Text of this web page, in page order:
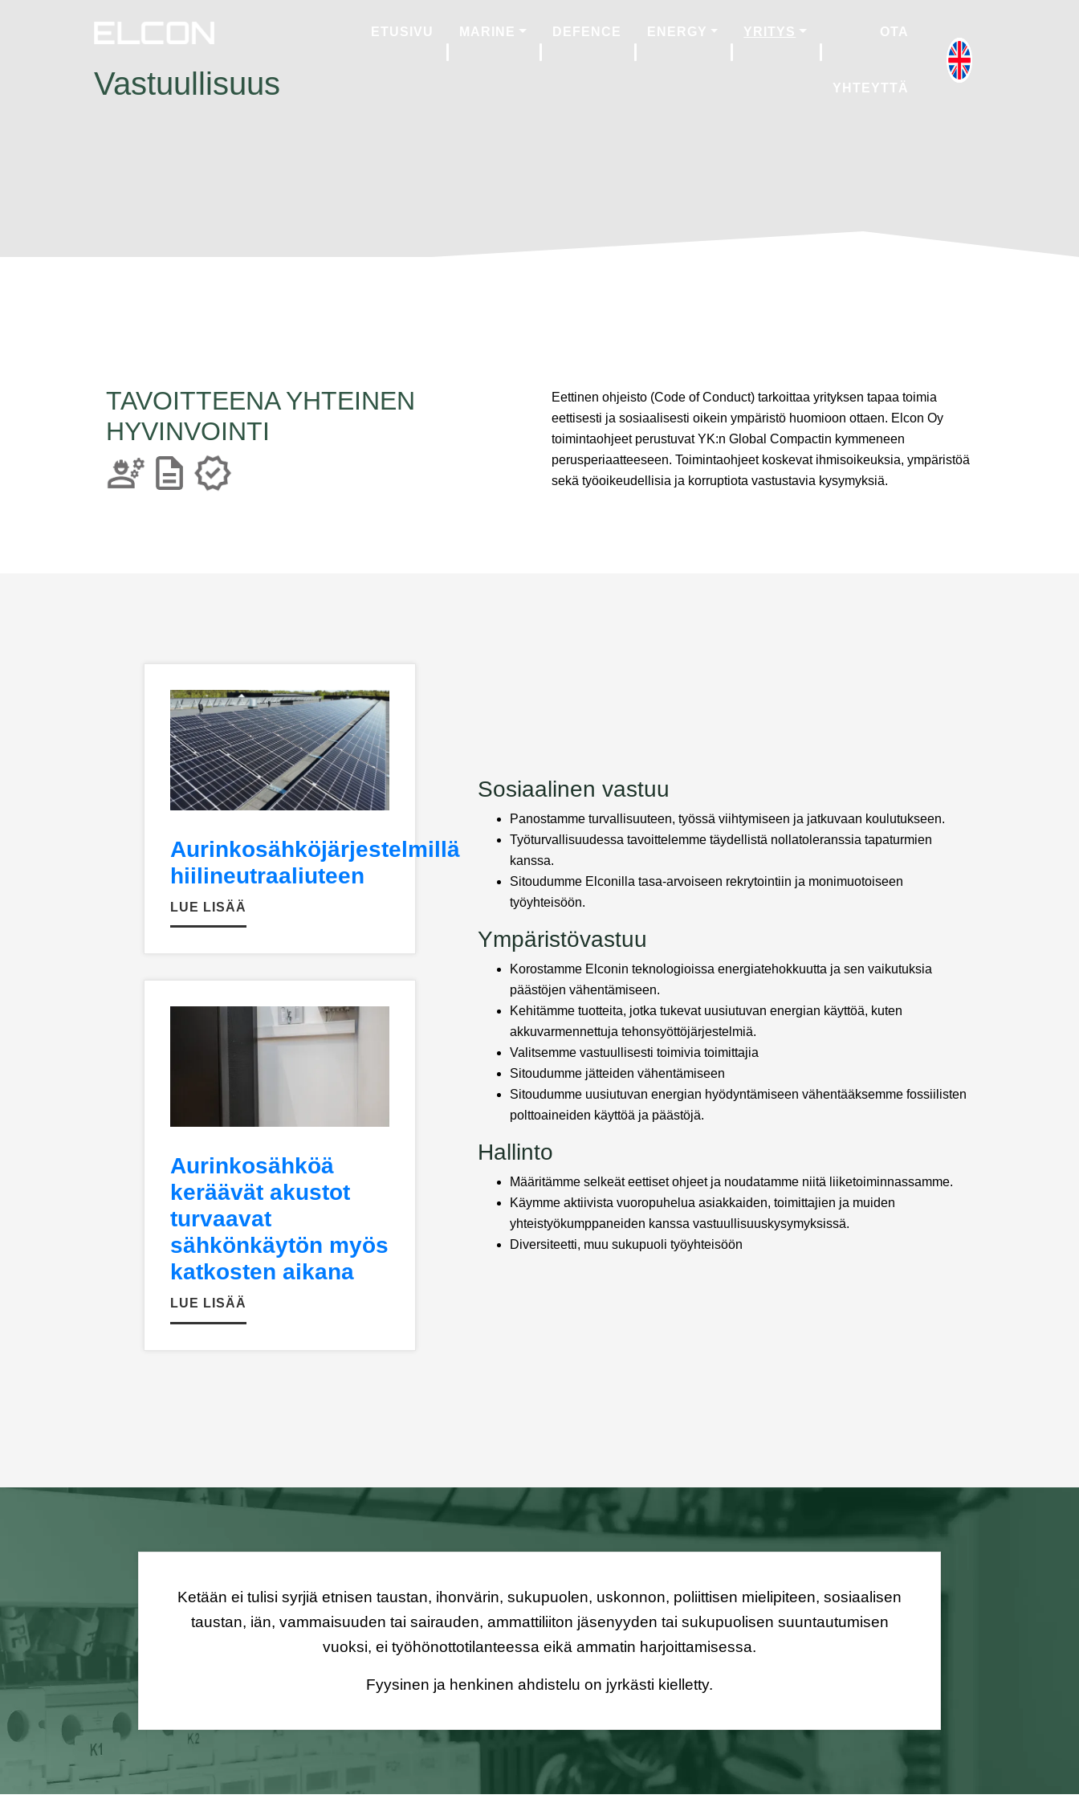
ETUSIVU MARINE DEFENCE ENERGY YRITYS OTA
YHTEYTTÄ
Vastuullisuus
TAVOITTEENA YHTEINEN
HYVINVOINTI
Eettinen ohjeisto (Code of Conduct) tarkoittaa yrityksen tapaa toimia
eettisesti ja sosiaalisesti oikein ympäristö huomioon ottaen. Elcon Oy
toimintaohjeet perustuvat YK:n Global Compactin kymmeneen
perusperiaatteeseen. Toimintaohjeet koskevat ihmisoikeuksia, ympäristöä
sekä työoikeudellisia ja korruptiota vastustavia kysymyksiä.
Sosiaalinen vastuu
Panostamme turvallisuuteen, työssä viihtymiseen ja jatkuvaan koulutukseen.
Työturvallisuudessa tavoittelemme täydellistä nollatoleranssia tapaturmien
kanssa.
Sitoudumme Elconilla tasa-arvoiseen rekrytointiin ja monimuotoiseen
työyhteisöön.
Ympäristövastuu
Korostamme Elconin teknologioissa energiatehokkuutta ja sen vaikutuksia
päästöjen vähentämiseen.
Kehitämme tuotteita, jotka tukevat uusiutuvan energian käyttöä, kuten
akkuvarmennettuja tehonsyöttöjärjestelmiä.
Valitsemme vastuullisesti toimivia toimittajia
Sitoudumme jätteiden vähentämiseen
Sitoudumme uusiutuvan energian hyödyntämiseen vähentääksemme fossiilisten
polttoaineiden käyttöä ja päästöjä.
Hallinto
Määritämme selkeät eettiset ohjeet ja noudatamme niitä liiketoiminnassamme.
Käymme aktiivista vuoropuhelua asiakkaiden, toimittajien ja muiden
yhteistyökumppaneiden kanssa vastuullisuuskysymyksissä.
Diversiteetti, muu sukupuoli työyhteisöön
Aurinkosähköjärjestelmillä
hiilineutraaliuteen
LUE LISÄÄ
Aurinkosähköä
keräävät akustot
turvaavat
sähkönkäytön myös
katkosten aikana
LUE LISÄÄ
Ketään ei tulisi syrjiä etnisen taustan, ihonvärin, sukupuolen, uskonnon, poliittisen mielipiteen, sosiaalisen
taustan, iän, vammaisuuden tai sairauden, ammattiliiton jäsenyyden tai sukupuolisen suuntautumisen
vuoksi, ei työhönottotilanteessa eikä ammatin harjoittamisessa.
Fyysinen ja henkinen ahdistelu on jyrkästi kielletty.